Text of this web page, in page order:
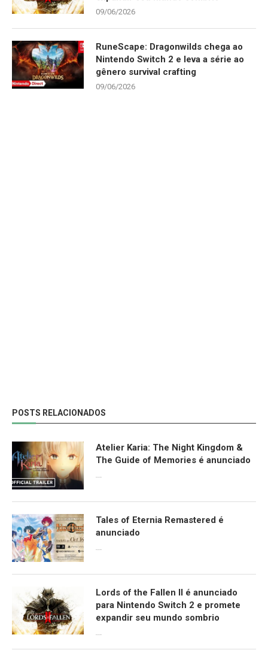
09/06/2026
RuneScape: Dragonwilds chega ao
Nintendo Switch 2 e leva a série ao
gênero survival crafting
09/06/2026
POSTS RELACIONADOS
Atelier Karia: The Night Kingdom &
The Guide of Memories é anunciado
Tales of Eternia Remastered é
anunciado
Lords of the Fallen II é anunciado
para Nintendo Switch 2 e promete
expandir seu mundo sombrio